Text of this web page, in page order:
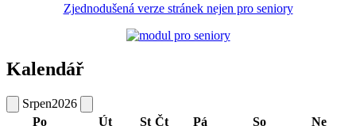
Zjednodušená verze stránek nejen pro seniory
Kalendář
Srpen2026
Po
Út St Čt Pá So
Ne